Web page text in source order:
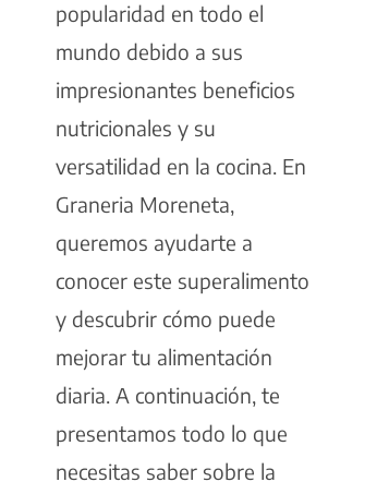
popularidad en todo el
mundo debido a sus
impresionantes beneficios
nutricionales y su
versatilidad en la cocina. En
Graneria Moreneta,
queremos ayudarte a
conocer este superalimento
y descubrir cómo puede
mejorar tu alimentación
diaria. A continuación, te
presentamos todo lo que
necesitas saber sobre la